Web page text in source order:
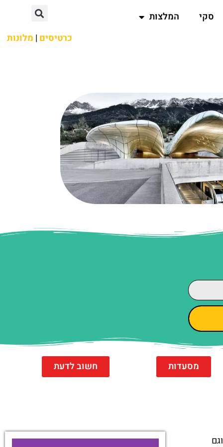
סקי
המלצות
כרטיסים | מלונות
מסעדות חשוב לדעת